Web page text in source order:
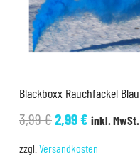
Blackboxx Rauchfackel Blau
3,99€Ursprünglicher
2,99€Aktueller
inkl. MwSt.
zzgl. Versandkosten